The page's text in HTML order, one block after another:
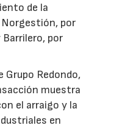
de la
por
Barrilero, por
Grupo Redondo,
muestra
el arraigo y la
en